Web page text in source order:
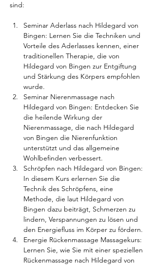
sind:
Seminar Aderlass nach Hildegard von
Bingen: Lernen Sie die Techniken und
Vorteile des Aderlasses kennen, einer
traditionellen Therapie, die von
Hildegard von Bingen zur Entgiftung
und Stärkung des Körpers empfohlen
wurde.
Seminar Nierenmassage nach
Hildegard von Bingen: Entdecken Sie
die heilende Wirkung der
Nierenmassage, die nach Hildegard
von Bingen die Nierenfunktion
unterstützt und das allgemeine
Wohlbefinden verbessert.
Schröpfen nach Hildegard von Bingen:
In diesem Kurs erlernen Sie die
Technik des Schröpfens, eine
Methode, die laut Hildegard von
Bingen dazu beiträgt, Schmerzen zu
lindern, Verspannungen zu lösen und
den Energiefluss im Körper zu fördern.
Energie Rückenmassage Massagekurs:
Lernen Sie, wie Sie mit einer speziellen
Rückenmassage nach Hildegard von